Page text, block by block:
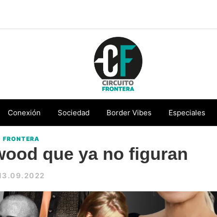
Conéctate
con
la
Conexión Sociedad Border Vibes Especiales
FRONTERA
que ya no figuran